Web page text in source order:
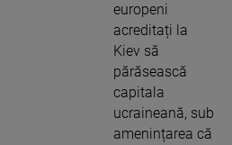
europeni
acreditați la
Kiev să
părăsească
capitala
ucraineană, sub
amenințarea că